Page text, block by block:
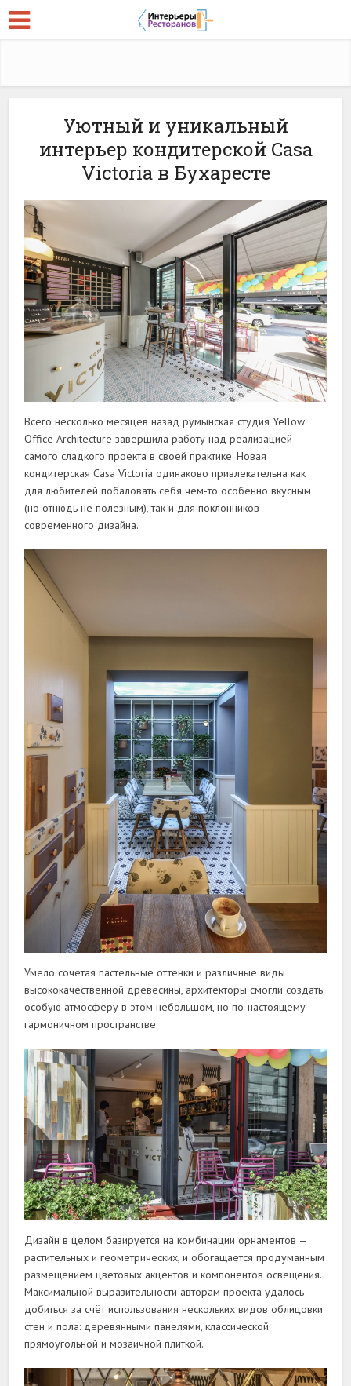
Уютный и уникальный
интерьер кондитерской Casa
Victoria в Бухаресте
Всего несколько месяцев назад румынская студия Yellow
Office Architecture завершила работу над реализацией
самого сладкого проекта в своей практике. Новая
кондитерская Casa Victoria одинаково привлекательна как
для любителей побаловать себя чем-то особенно вкусным
(но отнюдь не полезным), так и для поклонников
современного дизайна.
Умело сочетая пастельные оттенки и различные виды
высококачественной древесины, архитекторы смогли создать
особую атмосферу в этом небольшом, но по-настоящему
гармоничном пространстве.
Дизайн в целом базируется на комбинации орнаментов —
растительных и геометрических, и обогащается продуманным
размещением цветовых акцентов и компонентов освещения.
Максимальной выразительности авторам проекта удалось
добиться за счёт использования нескольких видов облицовки
стен и пола: деревянными панелями, классической
прямоугольной и мозаичной плиткой.